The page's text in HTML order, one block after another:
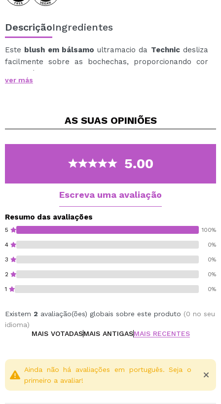
DescriçãoIngredientes
Este blush em bálsamo ultramacio da Technicdesliza
facilmente sobre as bochechas, proporcionando cor
construível com um acabamento luminoso e natural.
Sua fórmula cremosa, semelhante a um bálsamo, se
Enriquecido com vitamina E, ajuda a manter a pele
fresco e saudável que dura horas.
Perfeito para retoques rápidos e para conseguir um
brilho natural todos os dias.
Rosa Aveludada: um rosa suave e delicado para
Spray: Coral pêssego fresco que ilumina e
revitaliza o rosto.
Flushed: um rosa quente que recria o efeito de
bochechas coradas.
Cherry Girl: Vermelho cereja intenso para um
Um produto indispensável para conquistar bochechas
Vegan.
Cruelty free.
ver más
AS SUAS OPINIÕES
5.00
Escreva uma avaliação
Resumo das avaliações
5 100%
4 0%
3 0%
2 0%
1 0%
Existem 2 avaliação(ões) globais sobre este produto (0 no seu
idioma)
MAIS VOTADASMAIS ANTIGASMAIS RECENTES
Ainda não há avaliações em português. Seja o
primeiro a avaliar!